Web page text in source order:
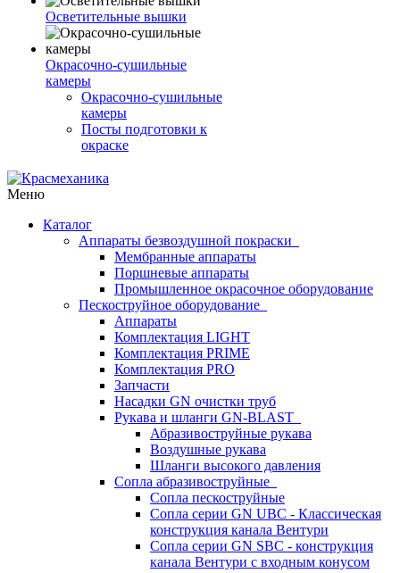
Осветительные вышки
Окрасочно-сушильные
камеры
Окрасочно-сушильные
камеры
Посты подготовки к
окраске
Меню
Каталог
Аппараты безвоздушной покраски
Мембранные аппараты
Поршневые аппараты
Промышленное окрасочное оборудование
Пескоструйное оборудование
Аппараты
Комплектация LIGHT
Комплектация PRIME
Комплектация PRO
Запчасти
Насадки GN очистки труб
Рукава и шланги GN-BLAST
Абразивоструйные рукава
Воздушные рукава
Шланги высокого давления
Сопла абразивоструйные
Сопла пескоструйные
Сопла серии GN UBC - Классическая
конструкция канала Вентури
Сопла серии GN SBC - конструкция
канала Вентури c входным конусом